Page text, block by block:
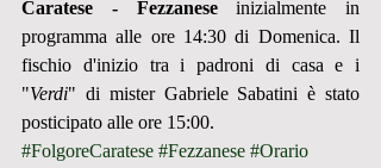
Caratese - Fezzanese inizialmente in
programma alle ore 14:30 di Domenica. Il
fischio d'inizio tra i padroni di casa e i
"Verdi" di mister Gabriele Sabatini è stato
posticipato alle ore 15:00.
#FolgoreCaratese #Fezzanese #Orario